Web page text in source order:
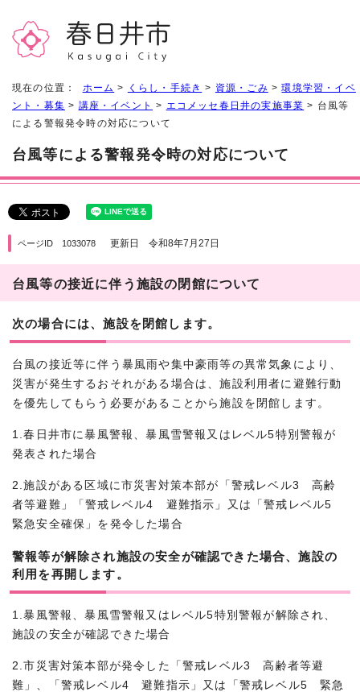
現在の位置： ホーム > くらし・手続き > 資源・ごみ >環境学習・イベ
ント・募集 > 講座・イベント > エコメッセ春日井の実施事業 > 台風等
による警報発令時の対応について
台風等による警報発令時の対応について
ページID 1033078 更新日 令和8年7月27日
台風等の接近に伴う施設の閉館について
次の場合には、施設を閉館します。
台風の接近等に伴う暴風雨や集中豪雨等の異常気象により、
災害が発生するおそれがある場合は、施設利用者に避難行動
を優先してもらう必要があることから施設を閉館します。
1.春日井市に暴風警報、暴風雪警報又はレベル5特別警報が
発表された場合
2.施設がある区域に市災害対策本部が「警戒レベル3 高齢
者等避難」「警戒レベル4 避難指示」又は「警戒レベル5
緊急安全確保」を発令した場合
警報等が解除され施設の安全が確認できた場合、施設の
利用を再開します。
1.暴風警報、暴風雪警報又はレベル5特別警報が解除され、
施設の安全が確認できた場合
2.市災害対策本部が発令した「警戒レベル3 高齢者等避
難」、「警戒レベル4 避難指示」又は「警戒レベル5 緊急